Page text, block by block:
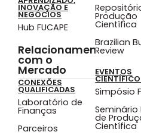
INOVAÇÃO E
NEGÓCIOS
Hub FUCAPE
Relacionamento
com o
Mercado
CONEXÕES
QUALIFICADAS
Laboratório de
Finanças
Parceiros
Produção
Científica
Brazilian
Review
EVENTOS
Simpósio
Seminário
de
Científica